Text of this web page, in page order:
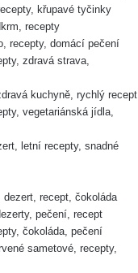
křupavé tyčinky
recepty
recepty, domácí pečení
zdravá strava,
kuchyně, rychlý recept
vegetariánská jídla,
letní recepty, snadné
dezert, recept, čokoláda
pečení, recept
čokoláda, pečení
sametové, recepty,